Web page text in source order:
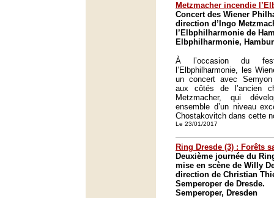
Metzmacher incendie
Concert des Wiener
direction d’Ingo
l’Elbphilharmonie de
Elbphilharmonie,
À l’occasion du
l’Elbphilharmonie, les
un concert avec
aux côtés de l’ancien
Metzmacher, qui
ensemble d’un niveau
Chostakovitch dans cette
Le 23/01/2017
Ring Dresde (3) : Forêts
Deuxième journée du
mise en scène de Willy
direction de Christian
Semperoper de Dresde.
Semperoper, Dresden